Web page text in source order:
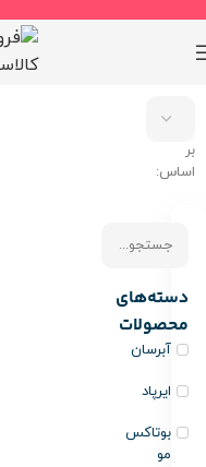
دسته‌های
محصولات
آبرسان
ایرپاد
بوتاکس
مو
سازی
بر
اساس: